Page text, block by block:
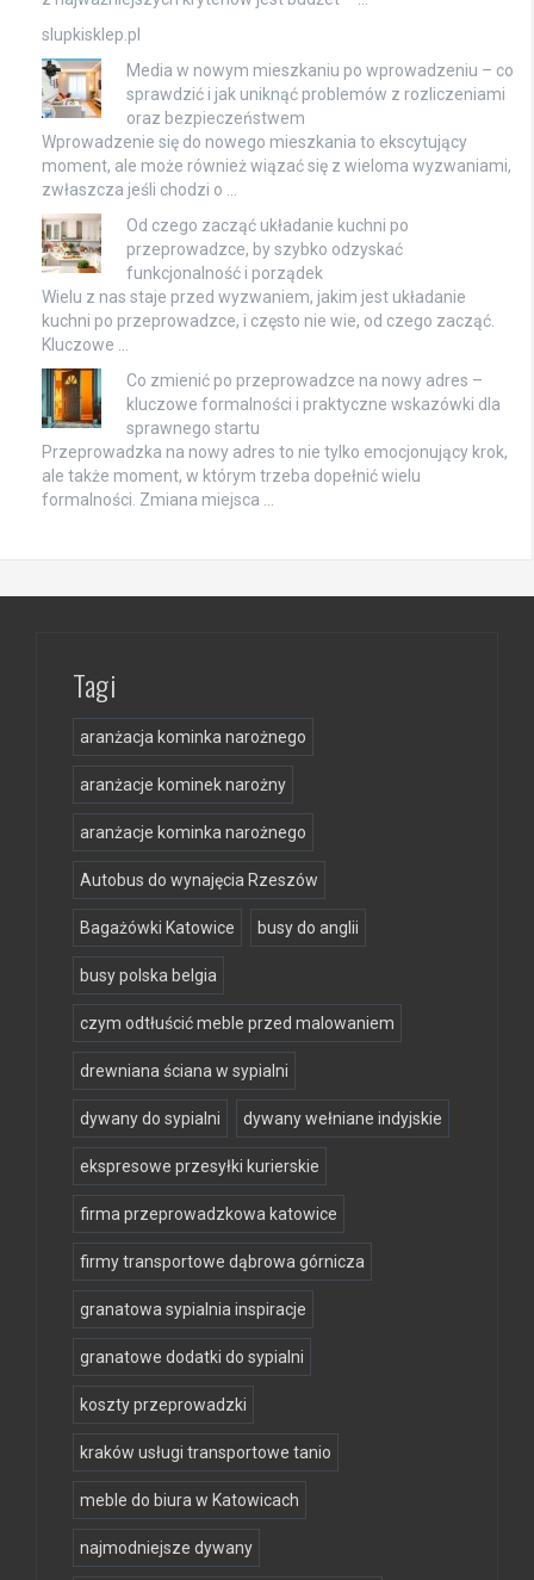
slupkisklep.pl
Media w nowym mieszkaniu po wprowadzeniu – co
sprawdzić i jak uniknąć problemów z rozliczeniami
oraz bezpieczeństwem
Wprowadzenie się do nowego mieszkania to ekscytujący
moment, ale może również wiązać się z wieloma wyzwaniami,
zwłaszcza jeśli chodzi o …
Od czego zacząć układanie kuchni po
przeprowadzce, by szybko odzyskać
funkcjonalność i porządek
Wielu z nas staje przed wyzwaniem, jakim jest układanie
kuchni po przeprowadzce, i często nie wie, od czego zacząć.
Kluczowe …
Co zmienić po przeprowadzce na nowy adres –
kluczowe formalności i praktyczne wskazówki dla
sprawnego startu
Przeprowadzka na nowy adres to nie tylko emocjonujący krok,
ale także moment, w którym trzeba dopełnić wielu
formalności. Zmiana miejsca …
Tagi
aranżacja kominka narożnego
aranżacje kominek narożny
aranżacje kominka narożnego
Autobus do wynajęcia Rzeszów
Bagażówki Katowice busy do anglii
busy polska belgia
czym odtłuścić meble przed malowaniem
drewniana ściana w sypialni
dywany do sypialni dywany wełniane indyjskie
ekspresowe przesyłki kurierskie
firma przeprowadzkowa katowice
firmy transportowe dąbrowa górnicza
granatowa sypialnia inspiracje
granatowe dodatki do sypialni
koszty przeprowadzki
kraków usługi transportowe tanio
meble do biura w Katowicach
najmodniejsze dywany